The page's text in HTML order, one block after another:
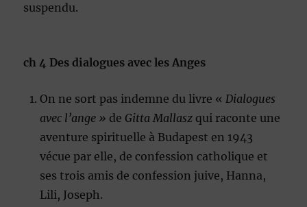
suspendu.
ch 4 Des dialogues avec les Anges
On ne sort pas indemne du livre «Dialogues
avec l’ange » de Gitta Mallasz qui raconte une
aventure spirituelle à Budapest en 1943
vécue par elle, de confession catholique et
ses trois amis de confession juive, Hanna,
Lili, Joseph.